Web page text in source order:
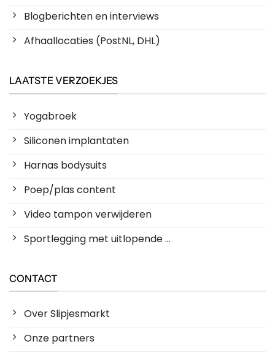
Blogberichten en interviews
Afhaallocaties (PostNL, DHL)
LAATSTE VERZOEKJES
Yogabroek
Siliconen implantaten
Harnas bodysuits
Poep/plas content
Video tampon verwijderen
Sportlegging met uitlopende ...
CONTACT
Over Slipjesmarkt
Onze partners